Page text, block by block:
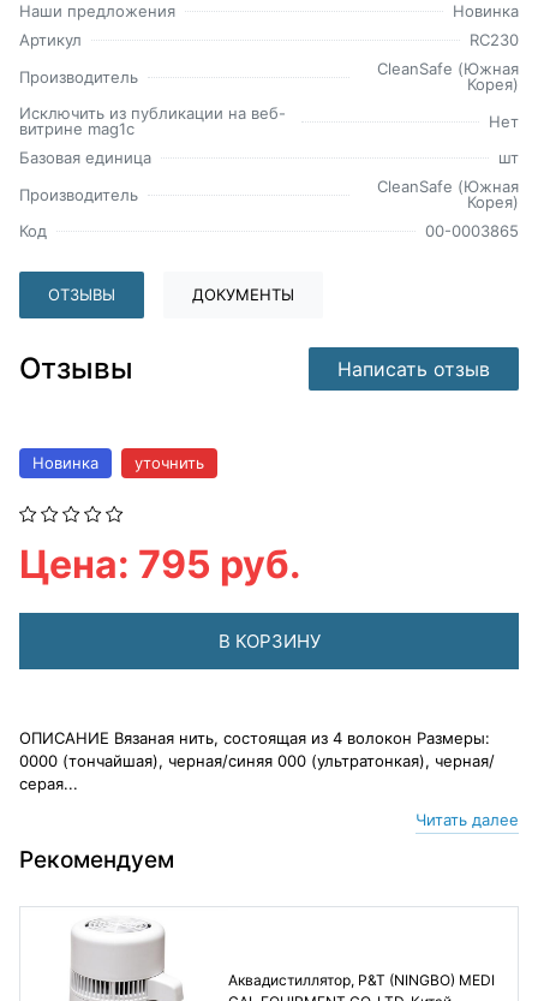
Наши предложения
Новинка
Артикул
RC230
Производитель
CleanSafe (Южная
Корея)
Исключить из публикации на веб-
витрине mag1c
Нет
Базовая единица
шт
Производитель
CleanSafe (Южная
Корея)
Код
00-0003865
ОТЗЫВЫ ДОКУМЕНТЫ
Отзывы Написать отзыв
Новинка уточнить
Цена: 795 руб.
В КОРЗИНУ
ОПИСАНИЕ Вязаная нить, состоящая из 4 волокон Размеры:
0000 (тончайшая), черная/синяя 000 (ультратонкая), черная/
серая...
Читать далее
Рекомендуем
Аквадистиллятор, P&T (NINGBO) MEDI